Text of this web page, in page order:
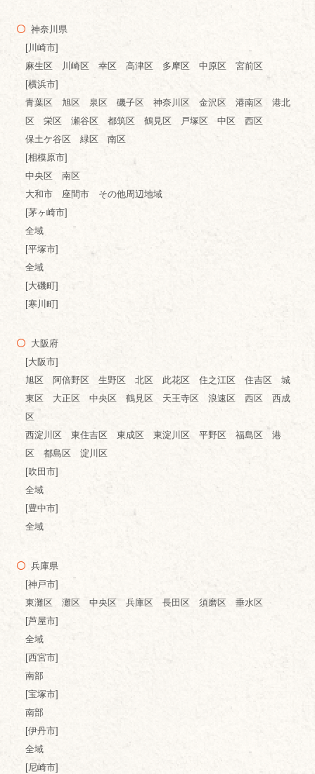
神奈川県
[川崎市]
麻生区 川崎区 幸区 高津区 多摩区 中原区 宮前区
[横浜市]
青葉区 旭区 泉区 磯子区 神奈川区 金沢区 港南区 港北
区 栄区 瀬谷区 都筑区 鶴見区 戸塚区 中区 西区
保土ケ谷区 緑区 南区
[相模原市]
中央区 南区
大和市 座間市 その他周辺地域
[茅ヶ崎市]
全域
[平塚市]
全域
[大磯町]
[寒川町]
大阪府
[大阪市]
旭区 阿倍野区 生野区 北区 此花区 住之江区 住吉区 城
東区 大正区 中央区 鶴見区 天王寺区 浪速区 西区 西成
区
西淀川区 東住吉区 東成区 東淀川区 平野区 福島区 港
区 都島区 淀川区
[吹田市]
全域
[豊中市]
全域
兵庫県
[神戸市]
東灘区 灘区 中央区 兵庫区 長田区 須磨区 垂水区
[芦屋市]
全域
[西宮市]
南部
[宝塚市]
南部
[伊丹市]
全域
[尼崎市]